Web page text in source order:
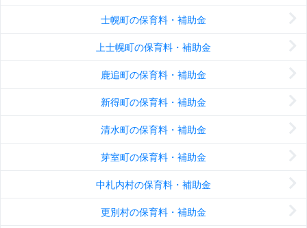
士幌町の保育料・補助金
上士幌町の保育料・補助金
鹿追町の保育料・補助金
新得町の保育料・補助金
清水町の保育料・補助金
芽室町の保育料・補助金
中札内村の保育料・補助金
更別村の保育料・補助金